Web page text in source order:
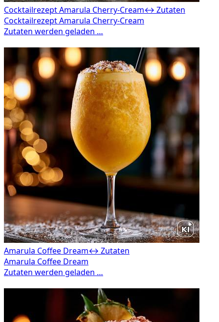
Cocktailrezept Amarula Cherry-Cream↔ Zutaten
Amarula Coffee Dream↔ Zutaten